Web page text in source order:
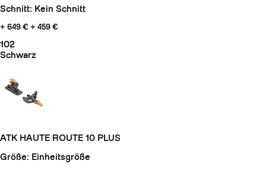
Schnitt: Kein Schnitt
+ 649 € + 459 €
102
Schwarz
ATK HAUTE ROUTE 10 PLUS
Größe: Einheitsgröße